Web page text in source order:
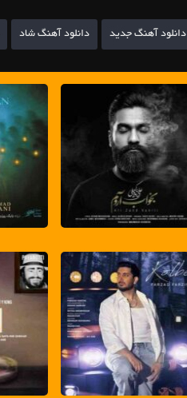
دانلود آهنگ جدید دانلود آهنگ شاد